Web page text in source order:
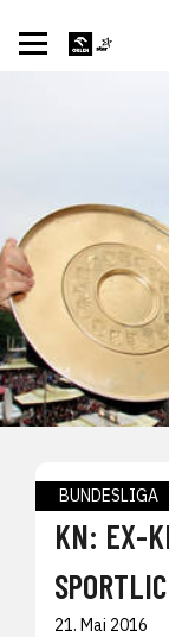
BUNDESLIGA
KN: EX-
21. Mai 2016